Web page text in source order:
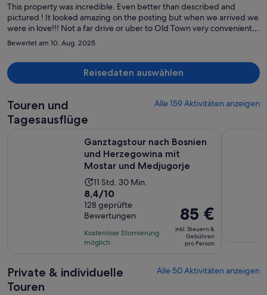
Person
This property was incredible. Even better than described and
pictured ! It looked amazing on the posting but when we arrived we
were in love!!! Not a far drive or uber to Old Town very convenient
location for the villa. Super comfortable rooms and bathrooms
newly renovated. Very modern. Pool is excellent - tanning is
exceptional if you want to tan and swim. Host is extremely friendly
and hospitable. Very safe - we were 6 women. Highly
recommended!
Bewertet am 10. Aug. 2025
Reisedaten auswählen
Touren und
Tagesausflüge
Alle 159 Aktivitäten anzeigen
Ganztagstour nach Bosnien
und Herzegowina mit
Mostar und Medjugorje
Die
Aktivität
dauert
11
Stunden
und
Minuten
11 Std. 30 Min.
8.4
von
10,
basierend
auf
Bewertungen.
8,4/10
128 geprüfte
Bewertungen
Kostenlose Stornierung
möglich
Der
Preis
beträgt
85 €
Person
85 €
inkl. Steuern &
Gebühren
pro Person
Private & individuelle
Touren
Alle 50 Aktivitäten anzeigen